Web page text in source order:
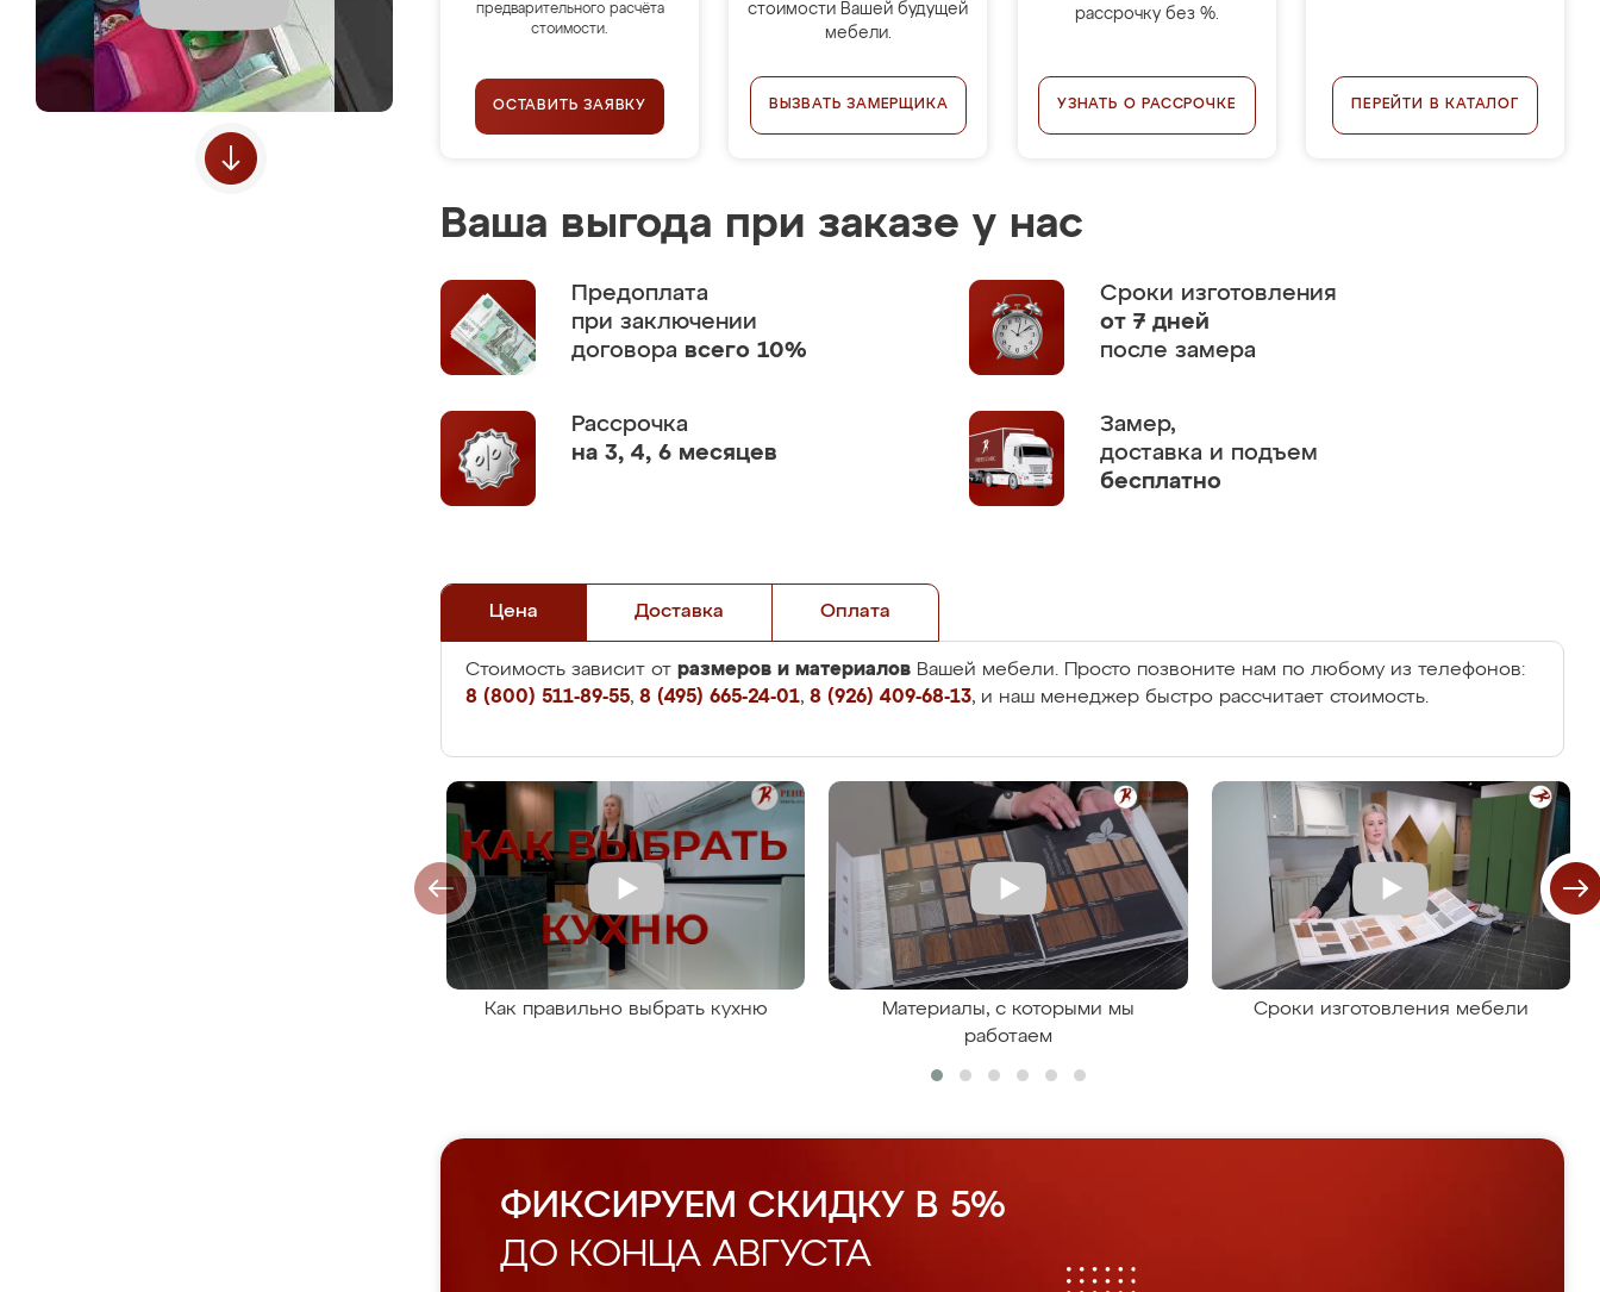
предварительного расчёта
стоимости.
ОСТАВИТЬ ЗАЯВКУ
стоимости Вашей будущей
мебели.
ВЫЗВАТЬ ЗАМЕРЩИКА
рассрочку без %.
УЗНАТЬ О РАССРОЧКЕ ПЕРЕЙТИ В КАТАЛОГ
Ваша выгода при заказе у нас
Предоплата
при заключении
договора всего 10%
Сроки изготовления
от 7 дней
после замера
Рассрочка
на 3, 4, 6 месяцев
Замер,
доставка и подъем
бесплатно
Цена Доставка Оплата
Стоимость зависит от размеров и материалов Вашей мебели. Просто позвоните нам по любому из телефонов:
8 (800) 511-89-55, 8 (495) 665-24-01, 8 (926) 409-68-13, и наш менеджер быстро рассчитает стоимость.
Как правильно выбрать кухню
Материалы, с которыми мы
работаем
Сроки изготовления мебели
ФИКСИРУЕМ СКИДКУ В 5%
ДО КОНЦА АВГУСТА